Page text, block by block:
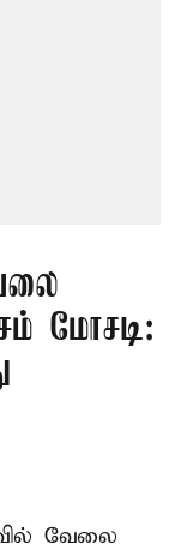
மோசடி:
வேலை